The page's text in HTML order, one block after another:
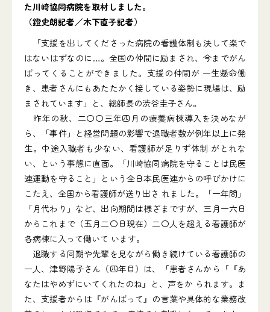
た川崎協同病院を取材しました。
（鐙史朗記者／木下直子記者）
「支援を出してくださった病院の看護体制も決して楽で
はないはずなのに…。全国の仲間に励まされ、今までがん
ばってくることができました。支援の仲間が 一生懸命働
き、患者さんにもあたたかく接している姿勢に現場は、励
まされています」と、総師長の渋谷圭子さん。
昨年の秋、二〇〇三年四月の療養病棟導入を決めなが
ら、「事件」と経営問題の影響で退職者数が例年以上に発
生。中途入職者も少ない、看護師が足りず体制 がとれな
い、という事態に直面。「川崎協同病院を守ることは民医
連運動を守ること」という全日本民医連からの呼びかけに
こたえ、全国から看護師が送り出さ れました。「一年間」
「月代わり」など、出向期間は様ざまですが、三月一六日
からこれまで（五月二〇日現在）二〇人を超える看護師が
各病棟に入って働いて います。
退職する同期や先輩を見ながら働き続けている看護師の
一人、津野陽子さん（四年目）は、「患者さんから「『あ
なたはやめずにいてくれたのね』と、声をか られます。ま
た、支援者からは『がんばって』の言葉や具体的な業務改